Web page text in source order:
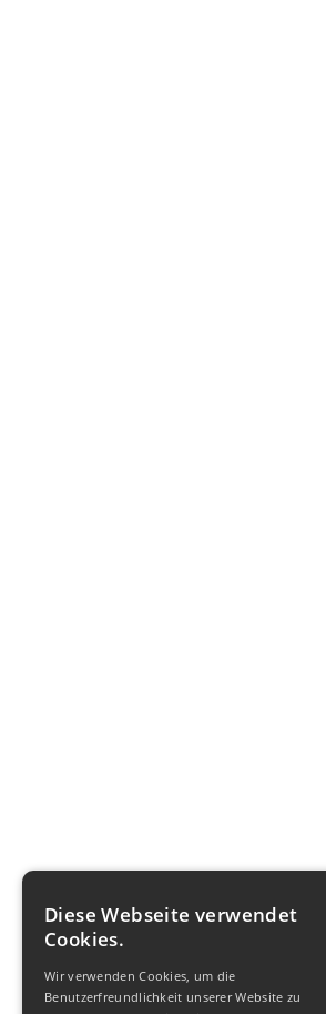
Diese Webseite verwendet
Cookies.
Wir verwenden Cookies, um die
Benutzerfreundlichkeit unserer Website zu